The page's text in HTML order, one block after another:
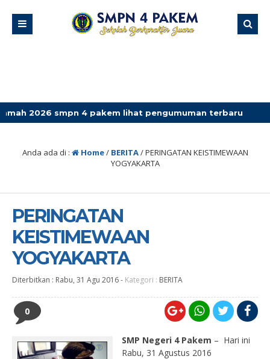
4 pakem lihat pengumuman terbaru
Anda ada di : Home/ BERITA/PERINGATAN KEISTIMEWAAN
YOGYAKARTA
PERINGATAN
KEISTIMEWAAN
YOGYAKARTA
Diterbitkan : Rabu, 31 Agu 2016- Kategori : BERITA
0
SMP Negeri 4 Pakem – Hari ini
Rabu, 31 Agustus 2016